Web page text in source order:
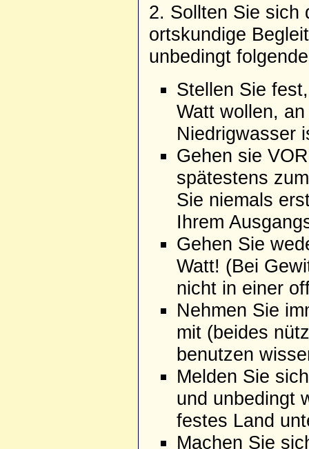
2. Sollten Sie sich
ortskundige
unbedingt
Stellen Sie
Watt wollen,
Niedrigwasser
Gehen sie
spätestens
Sie niemals
Ihrem
Gehen Sie
Watt! (Bei
nicht in einer
Nehmen Sie
mit (beides
benutzen
Melden Sie
und unbedingt
festes Land
Machen Sie